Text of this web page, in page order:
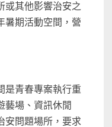
或其他影響治安之
暑期活動空間，營
是青春專案執行重
藝場、資訊休閒
安問題場所，要求